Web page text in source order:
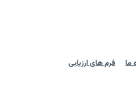
ما فرم های ارزیابی